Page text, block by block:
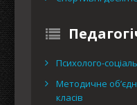
Психолого-
Методичне
класів